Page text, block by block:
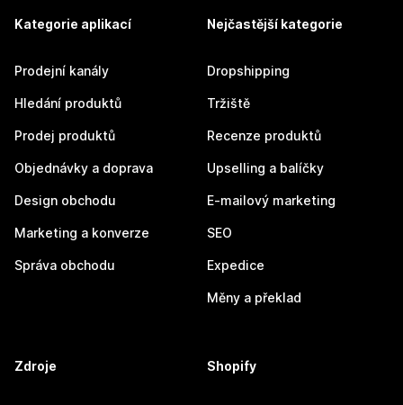
Kategorie aplikací
Prodejní kanály
Hledání produktů
Prodej produktů
Objednávky a doprava
Design obchodu
Marketing a konverze
Správa obchodu
Nejčastější kategorie
Dropshipping
Tržiště
Recenze produktů
Upselling a balíčky
E-mailový marketing
SEO
Expedice
Měny a překlad
Zdroje Shopify